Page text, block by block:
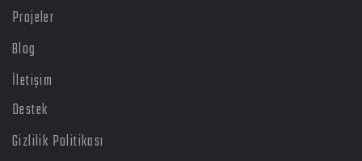
Projeler
Blog
İletişim
Destek
Gizlilik Politikası